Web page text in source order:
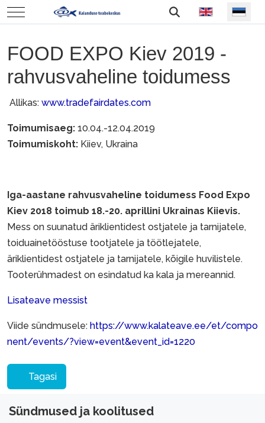
Mobile Menu Toggle Vali keel
FOOD EXPO Kiev 2019 -
rahvusvaheline toidumess
Allikas: www.tradefairdates.com
Toimumisaeg: 10.04.-12.04.2019
Toimumiskoht: Kiiev, Ukraina
Iga-aastane rahvusvaheline toidumess Food Expo
Kiev 2018 toimub 18.-20. aprillini Ukrainas Kiievis.
Mess on suunatud äriklientidest ostjatele ja tarnijatele,
toiduainetööstuse tootjatele ja töötlejatele,
äriklientidest ostjatele ja tarnijatele, kõigile huvilistele.
Tooterühmadest on esindatud ka kala ja mereannid.
Lisateave messist
Viide sündmusele: https://www.kalateave.ee/et/compo
nent/events/?view=event&event_id=1220
Tagasi
Sündmused ja koolitused